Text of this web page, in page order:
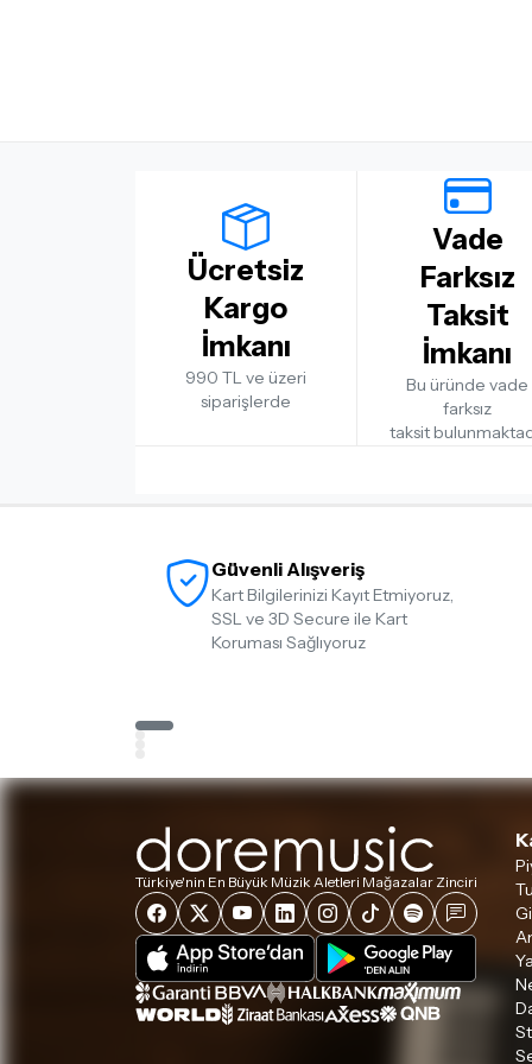
Ücretsiz
Kargo
İmkanı
990 TL ve üzeri
siparişlerde
Vade
Farksız
Taksit
İmkanı
Bu üründe vade
farksız
taksit
Güvenli Alışveriş
Kart Bilgilerinizi Kayıt Etmiyoruz,
SSL ve 3D Secure ile Kart
Koruması Sağlıyoruz
Türkiye'nin En Büyük Müzik Aletleri Mağazalar Zinciri